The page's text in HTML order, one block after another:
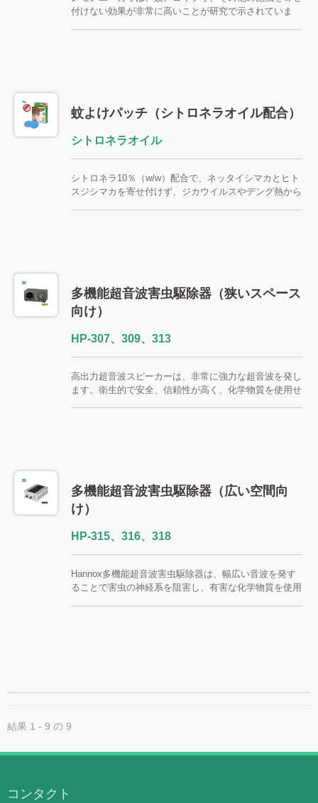
付けない効果が非常に高いことが研究で示されていま
蚊よけパッチ（シトロネラオイル配合）
シトロネラオイル
シトロネラ10％（w/w）配合で、ネッタイシマカとヒト
スジシマカを寄せ付けず、ジカウイルスやデング熱から
多機能超音波害虫駆除器（狭いスペース
向け）
HP-307、309、313
高出力超音波スピーカーは、非常に強力な超音波を発し
ます。衛生的で安全、信頼性が高く、化学物質を使用せ
多機能超音波害虫駆除器（広い空間向
け）
HP-315、316、318
Hannox多機能超音波害虫駆除器は、幅広い音波を発す
ることで害虫の神経系を阻害し、有害な化学物質を使用
結果 1 - 9 の 9
コンタクト